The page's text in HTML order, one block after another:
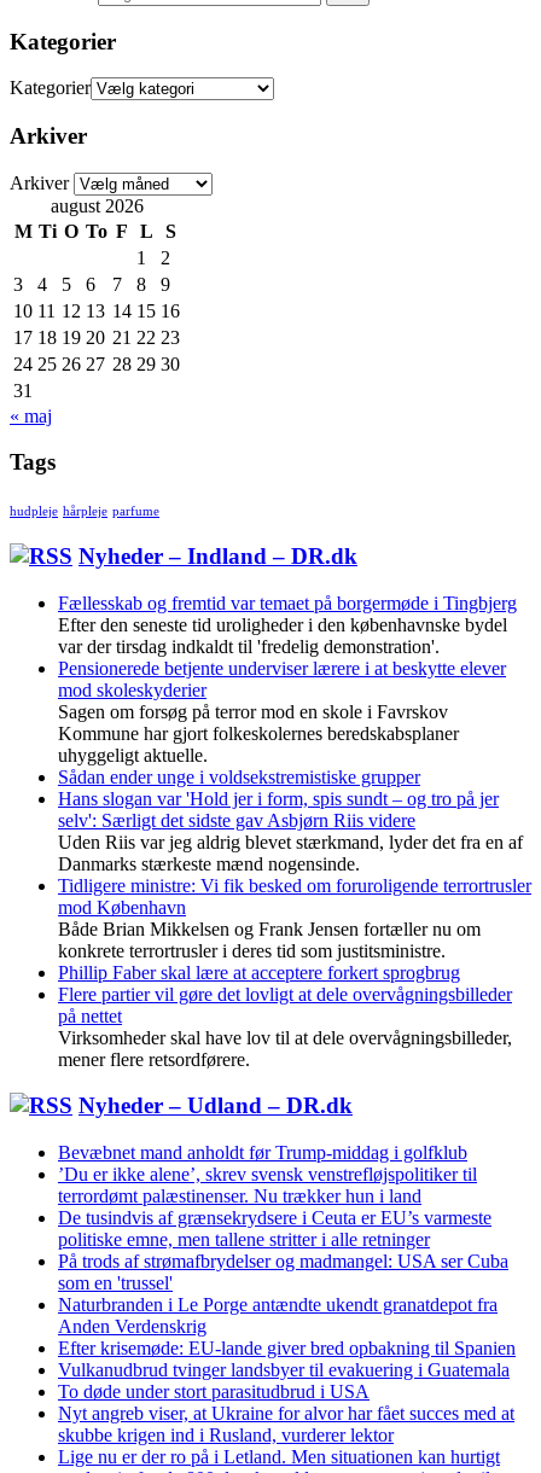
Kategorier
Kategorier
Arkiver
Arkiver
august 2026
M Ti O To F L
S
1
2
3
4 5 6 7 8
9
10 11 12 13 14 15 16
17 18 19 20 21 22 23
24 25 26 27 28 29 30
31
« maj
Tags
hudpleje hårpleje parfume
Nyheder – Indland – DR.dk
Fællesskab og fremtid var temaet på borgermøde i Tingbjerg
Efter den seneste tid uroligheder i den københavnske bydel
var der tirsdag indkaldt til 'fredelig demonstration'.
Pensionerede betjente underviser lærere i at beskytte elever
mod skoleskyderier
Sagen om forsøg på terror mod en skole i Favrskov
Kommune har gjort folkeskolernes beredskabsplaner
uhyggeligt aktuelle.
Sådan ender unge i voldsekstremistiske grupper
Hans slogan var 'Hold jer i form, spis sundt – og tro på jer
selv': Særligt det sidste gav Asbjørn Riis videre
Uden Riis var jeg aldrig blevet stærkmand, lyder det fra en af
Danmarks stærkeste mænd nogensinde.
Tidligere ministre: Vi fik besked om foruroligende terrortrusler
mod København
Både Brian Mikkelsen og Frank Jensen fortæller nu om
konkrete terrortrusler i deres tid som justitsministre.
Phillip Faber skal lære at acceptere forkert sprogbrug
Flere partier vil gøre det lovligt at dele overvågningsbilleder
på nettet
Virksomheder skal have lov til at dele overvågningsbilleder,
mener flere retsordførere.
Nyheder – Udland – DR.dk
Bevæbnet mand anholdt før Trump-middag i golfklub
’Du er ikke alene’, skrev svensk venstrefløjspolitiker til
terrordømt palæstinenser. Nu trækker hun i land
De tusindvis af grænsekrydsere i Ceuta er EU’s varmeste
politiske emne, men tallene stritter i alle retninger
På trods af strømafbrydelser og madmangel: USA ser Cuba
som en 'trussel'
Naturbranden i Le Porge antændte ukendt granatdepot fra
Anden Verdenskrig
Efter krisemøde: EU-lande giver bred opbakning til Spanien
Vulkanudbrud tvinger landsbyer til evakuering i Guatemala
To døde under stort parasitudbrud i USA
Nyt angreb viser, at Ukraine for alvor har fået succes med at
skubbe krigen ind i Rusland, vurderer lektor
Lige nu er der ro på i Letland. Men situationen kan hurtigt